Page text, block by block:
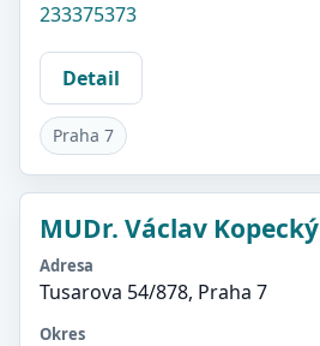
233375373
Detail
Praha 7
MUDr. Václav Kopecký
Adresa
Tusarova 54/878, Praha 7
Okres